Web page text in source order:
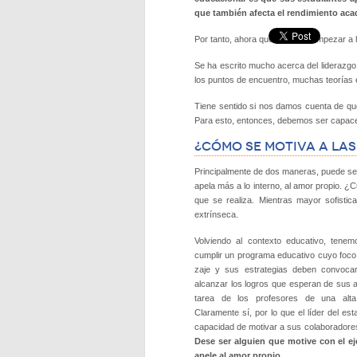
que también afecta el ren­dimiento
Por tanto, ahora que vamos a em­pezar
Se ha escrito mucho acerca del
los puntos de encuentro, muchas
Tiene sentido si nos damos cuen­ta de
Para esto, entonces, debemos ser
¿Cómo se motiva a
Principalmente de dos maneras, puede
apela más a lo interno, al amor propio.
que se realiza. Mientras mayor
extrínseca.
Volviendo al contexto educati­vo,
cumplir un programa educativo cuyo
zaje y sus estrategias deben
alcanzar los logros que esperan de sus
tarea de los profesores de una alta
Claramente sí, por lo que el líder del
capacidad de motivar a sus
Dese ser alguien que motive con el